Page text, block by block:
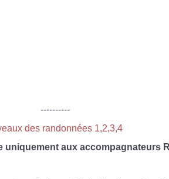
----------
des randonnées 1,2,3,4
uniquement aux accompagnateurs